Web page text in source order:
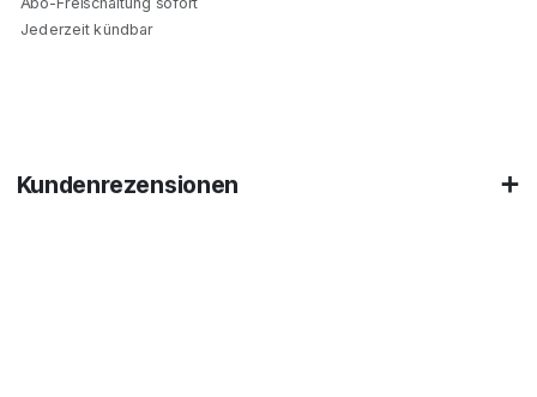
Jederzeit kündbar
Kundenrezensionen